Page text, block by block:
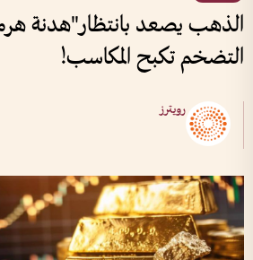
الذهب يصعد بانتظار"هدنة
التضخم تكبح المكاسب!
رويترز